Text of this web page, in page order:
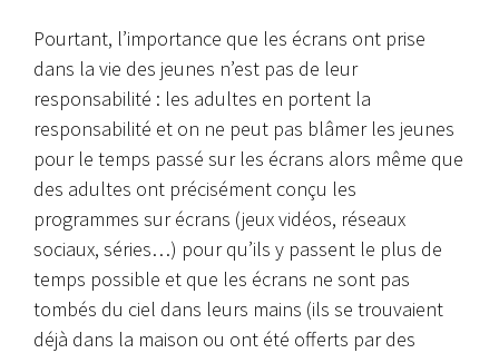
Pourtant, l’importance que les écrans ont prise
dans la vie des jeunes n’est pas de leur
responsabilité : les adultes en portent la
responsabilité et on ne peut pas blâmer les jeunes
pour le temps passé sur les écrans alors même que
des adultes ont précisément conçu les
programmes sur écrans (jeux vidéos, réseaux
sociaux, séries…) pour qu’ils y passent le plus de
temps possible et que les écrans ne sont pas
tombés du ciel dans leurs mains (ils se trouvaient
déjà dans la maison ou ont été offerts par des